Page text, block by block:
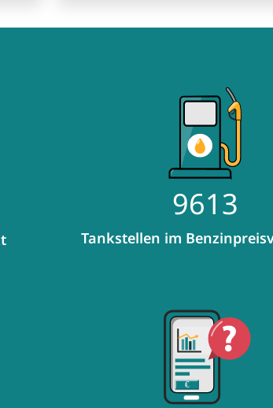
14.080
Tankstellen im